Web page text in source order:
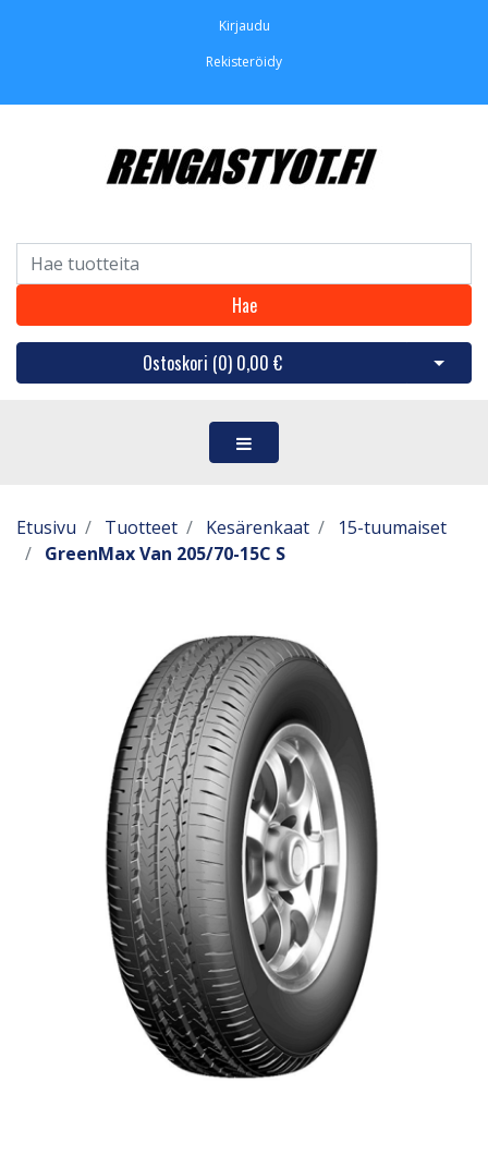
Kirjaudu
Rekisteröidy
Hae
Ostoskori (0) 0,00 € Avaa
Etusivu Tuotteet Kesärenkaat
15-tuumaiset
GreenMax Van 205/70-15C S